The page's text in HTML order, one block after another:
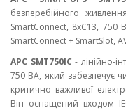
безперебійного
SmartConnect, 8xC13, 750
SmartConnect + SmartSlot,
APC SMT750IC - лінійно-
750 ВА, який забезпечує
критично важливої
Він оснащений входом